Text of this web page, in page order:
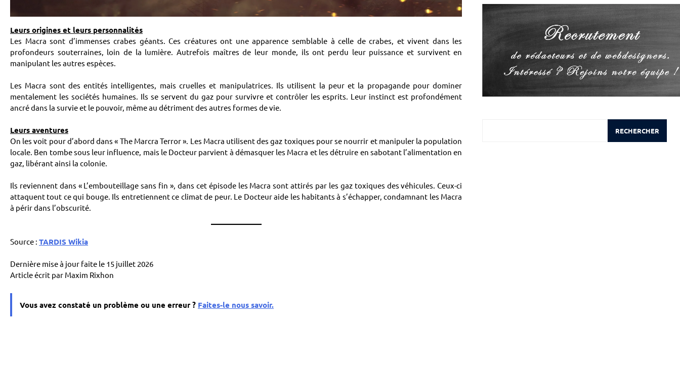
Leurs origines et leurs personnalités
Les Macra sont d’immenses crabes géants. Ces créatures ont une apparence semblable à celle de crabes, et vivent dans les
profondeurs souterraines, loin de la lumière. Autrefois maîtres de leur monde, ils ont perdu leur puissance et survivent en
manipulant les autres espèces.
Les Macra sont des entités intelligentes, mais cruelles et manipulatrices. Ils utilisent la peur et la propagande pour dominer
mentalement les sociétés humaines. Ils se servent du gaz pour survivre et contrôler les esprits. Leur instinct est profondément
ancré dans la survie et le pouvoir, même au détriment des autres formes de vie.
Leurs aventures
On les voit pour d’abord dans « The Marcra Terror ». Les Macra utilisent des gaz toxiques pour se nourrir et manipuler la population
locale. Ben tombe sous leur influence, mais le Docteur parvient à démasquer les Macra et les détruire en sabotant l’alimentation en
gaz, libérant ainsi la colonie.
Ils reviennent dans « L’embouteillage sans fin », dans cet épisode les Macra sont attirés par les gaz toxiques des véhicules. Ceux-ci
attaquent tout ce qui bouge. Ils entretiennent ce climat de peur. Le Docteur aide les habitants à s’échapper, condamnant les Macra
à périr dans l’obscurité.
Source : TARDIS Wikia
Dernière mise à jour faite le 15 juillet 2026
Article écrit par Maxim Rixhon
Vous avez constaté un problème ou une erreur ? Faites-le nous savoir.
RECHERCHER